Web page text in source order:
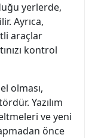
yerlerde,
Ayrıca,
araçlar
kontrol
olması,
Yazılım
ve yeni
önce